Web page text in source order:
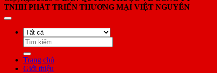
TNHH PHÁT TRIỂN THƯƠNG MẠI VIỆT NGUYÊN
Tìm
kiếm:
Trang chủ
Giới thiệu